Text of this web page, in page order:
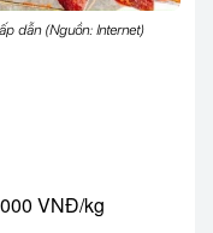
dẫn (Nguồn: Internet)
VNĐ/kg